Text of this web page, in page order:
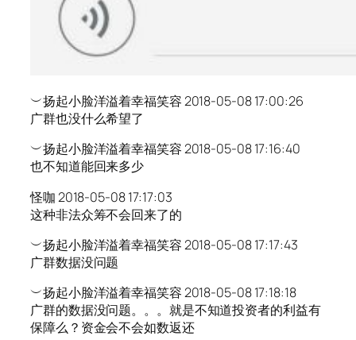
︶扬起小脸洋溢着幸福笑容 2018-05-08 17:00:26
广群也没什么希望了
︶扬起小脸洋溢着幸福笑容 2018-05-08 17:16:40
也不知道能回来多少
怪咖 2018-05-08 17:17:03
这种非法众筹不会回来了的
︶扬起小脸洋溢着幸福笑容 2018-05-08 17:17:43
广群数据没问题
︶扬起小脸洋溢着幸福笑容 2018-05-08 17:18:18
广群的数据没问题。。。就是不知道投资者的利益有
保障么？资金会不会如数返还